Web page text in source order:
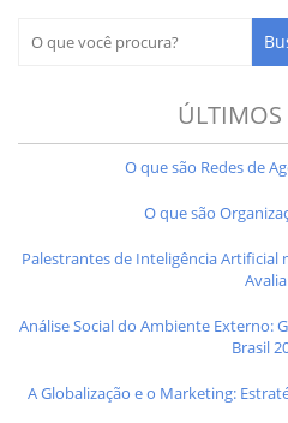
ÚLTIMOS
O que são Redes de
O que são
Palestrantes de Inteligência Artificial
Análise Social do Ambiente Externo:
Brasil
A Globalização e o Marketing: